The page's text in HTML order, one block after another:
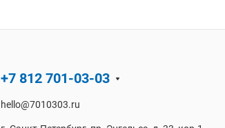
+7 812 701-03-03
hello@7010303.ru